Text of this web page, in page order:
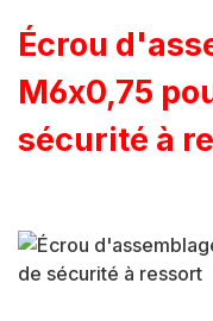
Écrou
M6x0,75
sécurité à
Ignorer la galerie